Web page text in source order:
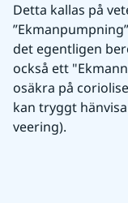
Detta kallas på
det egentligen
också ett
osäkra på
kan tryggt
veering).